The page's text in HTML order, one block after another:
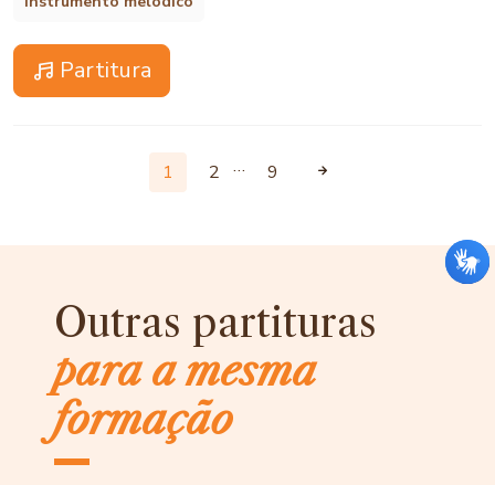
Partitura
1 2 … 9
Outras partituras
para a mesma
formação